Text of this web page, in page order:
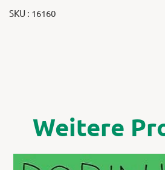
SKU : 16160
Weitere